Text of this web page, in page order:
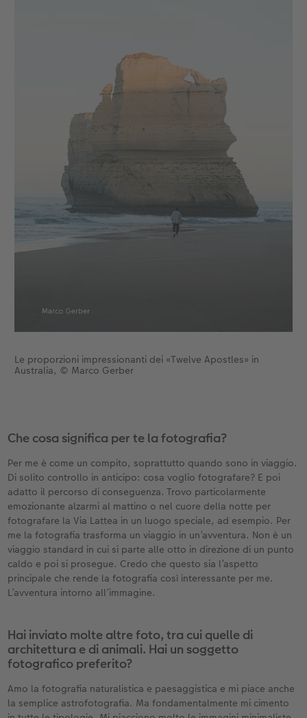
Le proporzioni impressionanti dei «Twelve Apostles» in
Australia, © Marco Gerber
Che cosa significa per te la fotografia?
Per me è come un compito, soprattutto quando sono in viaggio.
Di solito controllo in anticipo: cosa voglio fotografare? E poi
adatto il percorso di conseguenza. Trovo particolarmente
emozionante alzarmi al mattino o nel cuore della notte per
fotografare la Via Lattea in un luogo speciale, ad esempio. Per
me la fotografia trasforma un viaggio in un’avventura. Non è un
viaggio standard in cui si parte alle otto in direzione di un punto
caldo e poi si prosegue. Credo che questo sia l’aspetto
principale che rende la fotografia così interessante per me.
L’avventura intorno all’immagine.
Hai inviato molte altre foto, tra cui quelle di
architettura e di animali. Hai un soggetto
fotografico preferito?
Amo la fotografia naturalistica e paesaggistica e mi piace anche
la semplice astrofotografia. Ma fondamentalmente mi cimento